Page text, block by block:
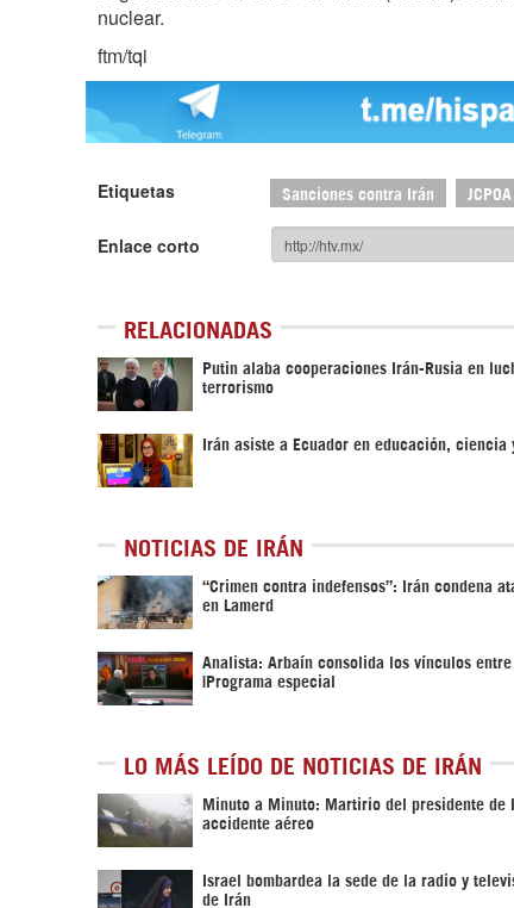
nuclear.
ftm/tqi
Etiquetas Sanciones contra Irán JCPOA
Enlace corto
RELACIONADAS
Putin alaba cooperaciones Irán-Rusia en
terrorismo
Irán asiste a Ecuador en educación, ciencia
NOTICIAS DE IRÁN
“Crimen contra indefensos”: Irán condena
en Lamerd
Analista: Arbaín consolida los vínculos
|Programa especial
LO MÁS LEÍDO DE NOTICIAS DE IRÁN
Minuto a Minuto: Martirio del presidente de
accidente aéreo
Israel bombardea la sede de la radio y
de Irán